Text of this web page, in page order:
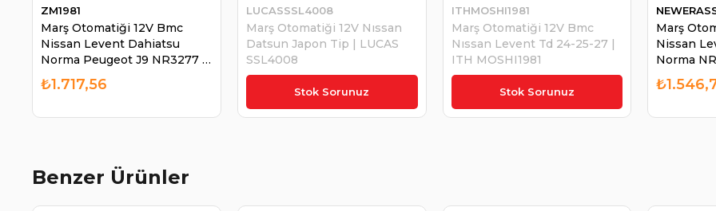
Marş Otomatiği 12V Bmc
Nissan Levent Dahiatsu
Norma Peugeot J9 NR3277 |
ZM 1981
ZM1981
₺1.717,56 Stok Sorunuz
Marş Otomatiği 12V Nıssan
Datsun Japon Tip | LUCAS
SSL4008
LUCASSSL4008
₺1.550,00 Stok Sorunuz
Marş Otomatiği 12V Bmc
Nıssan Levent Td 24-25-27 |
ITH MOSHI1981
ITHMOSHI1981
₺951,82
Marş
Nissan
Norma
Skyster |
Benzer Ürünler